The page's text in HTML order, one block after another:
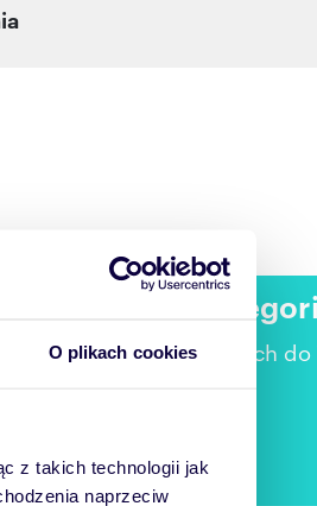
O plikach cookies
z takich technologii jak
naprzeciw
w tej
ofertach pasujących do